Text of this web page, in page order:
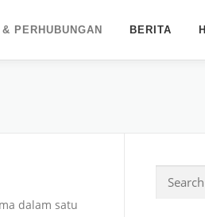
PERHUBUNGAN BERITA
dalam satu
for: